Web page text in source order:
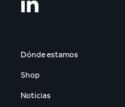
Dónde estamos
Shop
Noticias